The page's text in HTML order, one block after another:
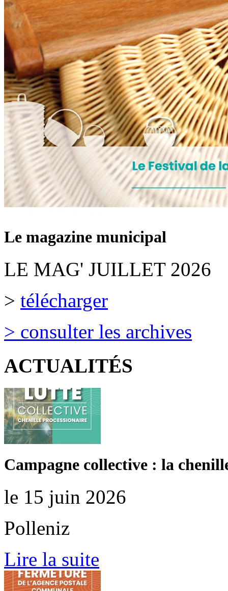
Le magazine municipal
LE MAG' JUILLET 2026
> télécharger
> consulter les archives
ACTUALITÉS
Campagne collective : la
le 15 juin 2026
Polleniz
Lire la suite